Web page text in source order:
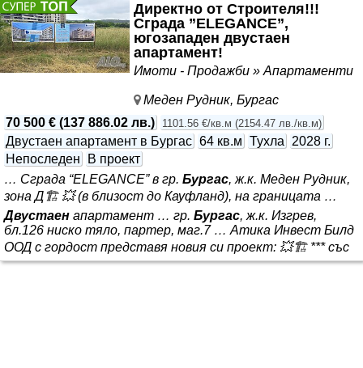
автобусна спирка, магазини, парк, футболно игрище,
МБАЛ Буртгасмед. Паркингите, алеите и улиците са в
прекрасно състояние -района е поддържан. Възможна е
и замяна за по-малък в Сарафово /обзаведен/ с
доплащане от Ваша страна Нова оферта за огледи и
ЦЕНА! Недв. имоти БАБИКОМ - Р. Иванова
Директно от Строителя!!!
Сграда ”ELEGANCE”,
югозападен двустаен
апартамент!
Имоти - Продажби » Апартаменти
Меден Рудник, Бургас
70 500 € (137 886.02 лв.) 1101.56 €/кв.м (2154.47 лв./кв.м)
Двустаен апартамент в Бургас 64 кв.м Тухла
2028 г.
Непоследен
В проект
… Сграда “ELEGANCE” в гр. Бургас, ж.к. Меден Рудник,
зона Д🏗 💥 (в близост до Кауфланд), на границата …
Двустаен апартамент … гр. Бургас, ж.к. Изгрев,
бл.126 ниско тяло, партер, маг.7 … Атика Инвест Билд
ООД с гордост представя новия си проект: 💥🏗 *** със
зона ”А”, само на метри от бул. Захари Стоянов -